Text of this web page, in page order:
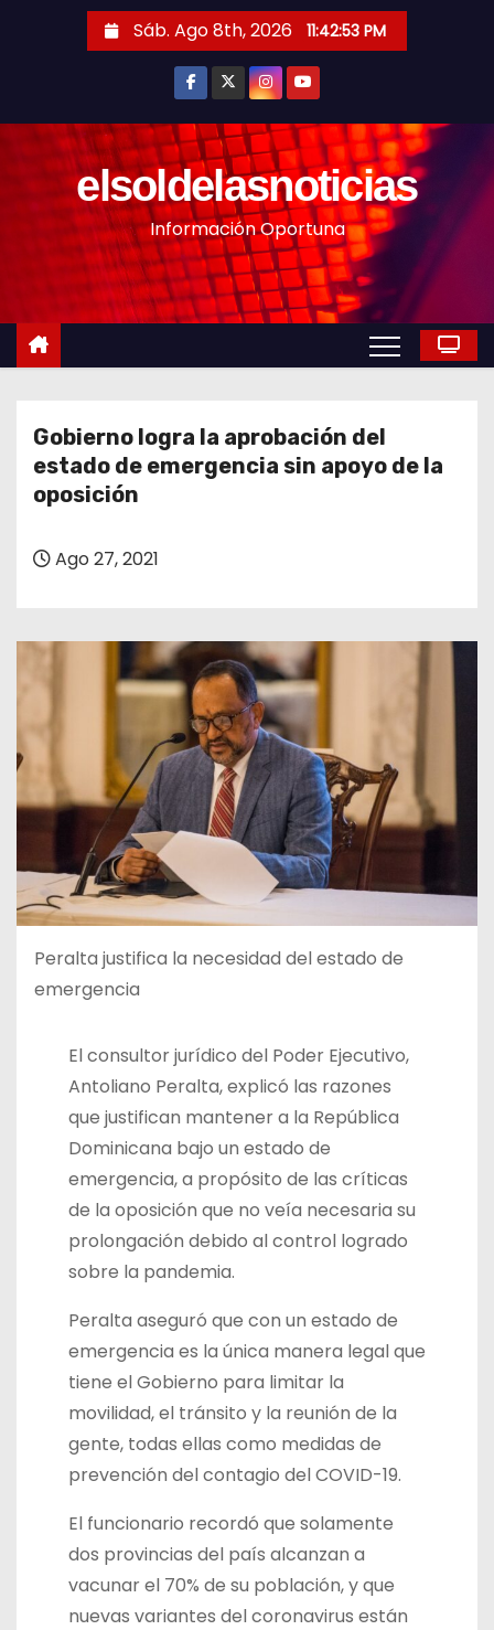
n
Sáb. Ago 8th, 2026 11:42:55 PM
elsoldelasnoticias
Información Oportuna
Gobierno logra la aprobación del
estado de emergencia sin apoyo de la
oposición
Ago 27, 2021
Peralta justifica la necesidad del estado de
emergencia
El consultor jurídico del Poder Ejecutivo,
Antoliano Peralta, explicó las razones
que justifican mantener a la República
Dominicana bajo un estado de
emergencia, a propósito de las críticas
de la oposición que no veía necesaria su
prolongación debido al control logrado
sobre la pandemia.
Peralta aseguró que con un estado de
emergencia es la única manera legal que
tiene el Gobierno para limitar la
movilidad, el tránsito y la reunión de la
gente, todas ellas como medidas de
prevención del contagio del COVID-19.
El funcionario recordó que solamente
dos provincias del país alcanzan a
vacunar el 70% de su población, y que
nuevas variantes del coronavirus están